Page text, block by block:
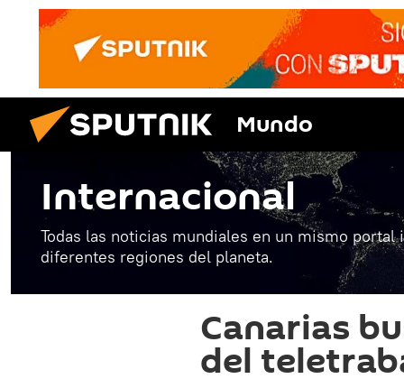
Mundo
Internacional
Todas las noticias mundiales en un mismo
diferentes regiones del planeta.
Canarias
del